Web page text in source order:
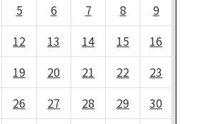
5 6 7 8
9
12 13 14 15
16
19 20 21 22
23
26 27 28 29
30